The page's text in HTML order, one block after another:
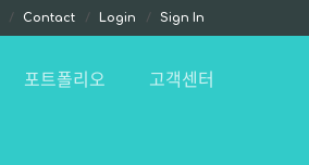
Contact Login Sign In
포트폴리오 고객센터